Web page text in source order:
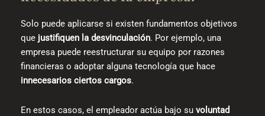
Solo puede aplicarse si existen fundamentos objetivos
que justifiquen la desvinculación. Por ejemplo, una
empresa puede reestructurar su equipo por razones
financieras o adoptar alguna tecnología que hace
innecesarios ciertos cargos.
En estos casos, el empleador actúa bajo su voluntad